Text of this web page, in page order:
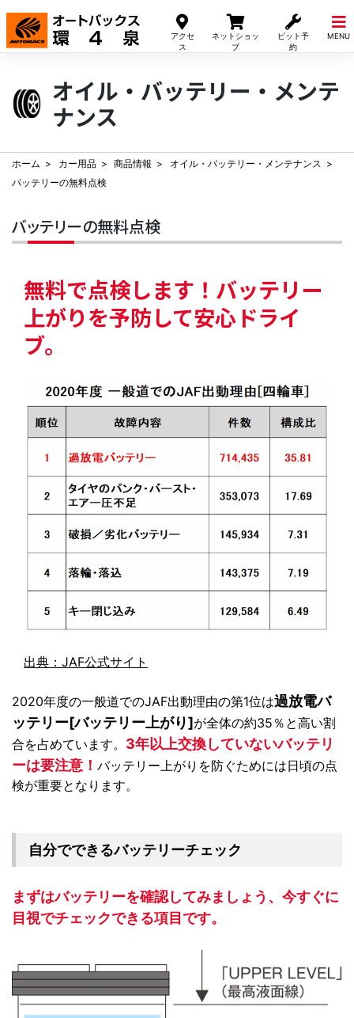
アクセ
ス
ネットショッ
プ
ピット予
約
MENU
Skip
content
オイル・バッテリー・メンテ
ナンス
ホーム カー用品 商品情報
オイル・バッテリー・メンテナンス
バッテリーの無料点検
バッテリーの無料点検
無料で点検します！ バッテリー
上がりを予防して安心ドライ
ブ。
出典：JAF公式サイト
2020年度の一般道でのJAF出動理由の第1位は過放電バ
ッテリー[バッテリー上がり]が全体の約35％と高い割
合を占めています。 3年以上交換していないバッテリ
ーは要注意！ バッテリー上がりを防ぐためには日頃の点
検が重要となります。
自分でできるバッテリーチェック
まずはバッテリーを確認してみましょう、今すぐに
目視でチェックできる項目です。